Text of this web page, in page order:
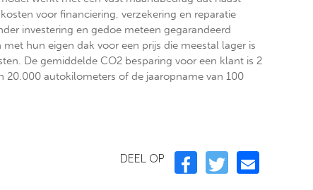
voor financiering, verzekering en reparatie
investering en gedoe meteen gegarandeerd
hun eigen dak voor een prijs die meestal lager is
De gemiddelde CO2 besparing voor een klant is 2
20.000 autokilometers of de jaaropname van 100
DEEL OP